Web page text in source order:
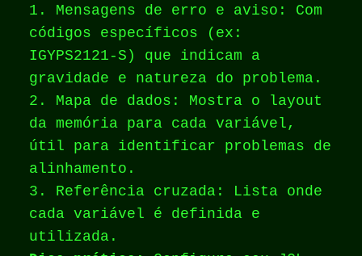
1. Mensagens de erro e aviso: Com
códigos específicos (ex:
IGYPS2121-S) que indicam a
gravidade e natureza do problema.
2. Mapa de dados: Mostra o layout
da memória para cada variável,
útil para identificar problemas de
alinhamento.
3. Referência cruzada: Lista onde
cada variável é definida e
utilizada.